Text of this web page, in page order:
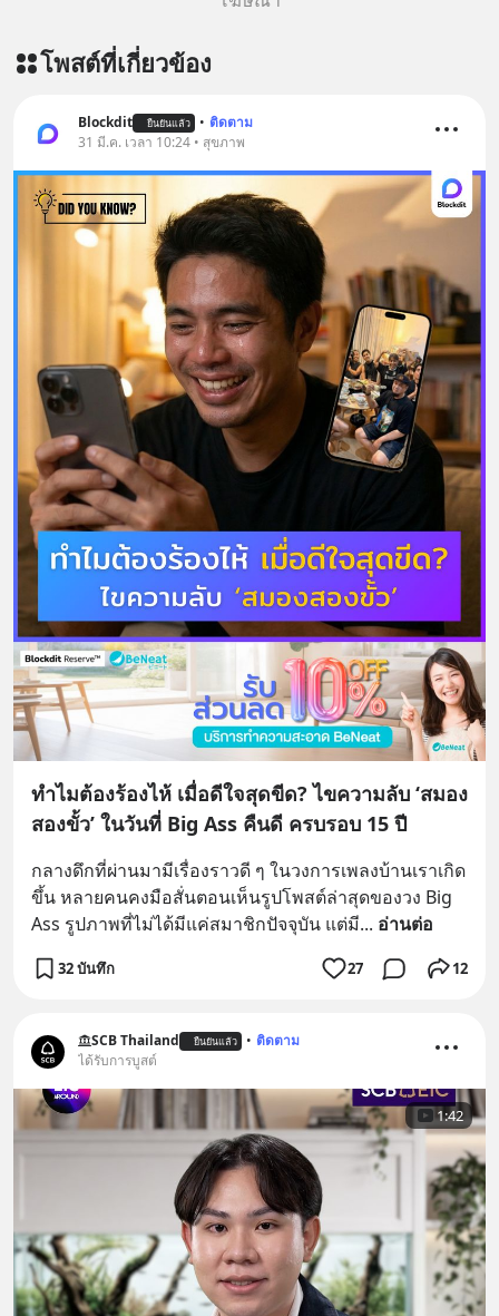
โพสต์ที่เกี่ยวข้อง
Blockdit ยืนยันแล้ว • ติดตาม
31 มี.ค. เวลา 10:24 • สุขภาพ
ทำไมต้องร้องไห้ เมื่อดีใจสุดขีด? ไขความลับ ‘สมอง
สองขั้ว’ ในวันที่ Big Ass คืนดี ครบรอบ 15 ปี
กลางดึกที่ผ่านมามีเรื่องราวดี ๆ ในวงการเพลงบ้านเราเกิด
ขึ้น หลายคนคงมือสั่นตอนเห็นรูปโพสต์ล่าสุดของวง Big
Ass รูปภาพที่ไม่ได้มีแค่สมาชิกปัจจุบัน แต่มี... อ่านต่อ
32 บันทึก 27 12
SCB Thailand ยืนยันแล้ว • ติดตาม
ได้รับการบูสต์
1:42